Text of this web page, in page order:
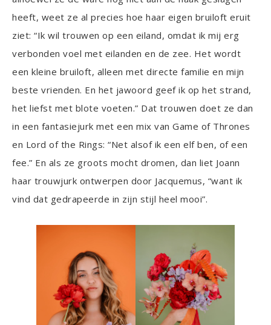
heeft, weet ze al precies hoe haar eigen bruiloft eruit
ziet: “Ik wil trouwen op een eiland, omdat ik mij erg
verbonden voel met eilanden en de zee. Het wordt
een kleine bruiloft, alleen met directe familie en mijn
beste vrienden. En het jawoord geef ik op het strand,
het liefst met blote voeten.” Dat trouwen doet ze dan
in een fantasiejurk met een mix van Game of Thrones
en Lord of the Rings: “Net alsof ik een elf ben, of een
fee.” En als ze groots mocht dromen, dan liet Joann
haar trouwjurk ontwerpen door Jacquemus, “want ik
vind dat gedrapeerde in zijn stijl heel mooi”.